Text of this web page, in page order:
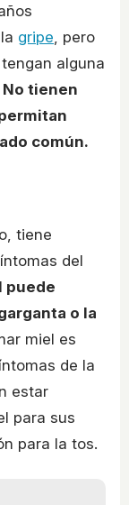
gripe , pero
alguna
No tienen
común.
tiene
del
puede
o la
miel es
de la
estar
para sus
para la tos.